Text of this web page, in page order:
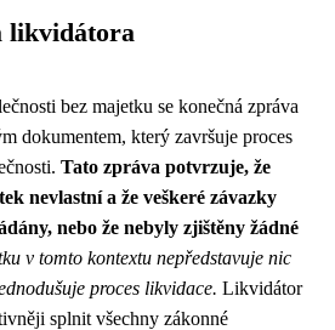
likvidátora
bez majetku se konečná zpráva
dokumentem, který završuje proces
Tato zpráva potvrzuje, že
nevlastní a že veškeré závazky
nebo že nebyly zjištěny žádné
v tomto kontextu nepředstavuje nic
proces likvidace. Likvidátor
splnit všechny zákonné